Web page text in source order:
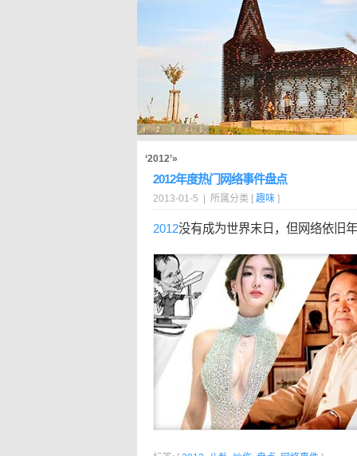
‘2012’»
2012年度热门网络事件盘点
2013-01-5 | 所属分类 [ 趣味 ]
2012没有成为世界末日，但网络依旧